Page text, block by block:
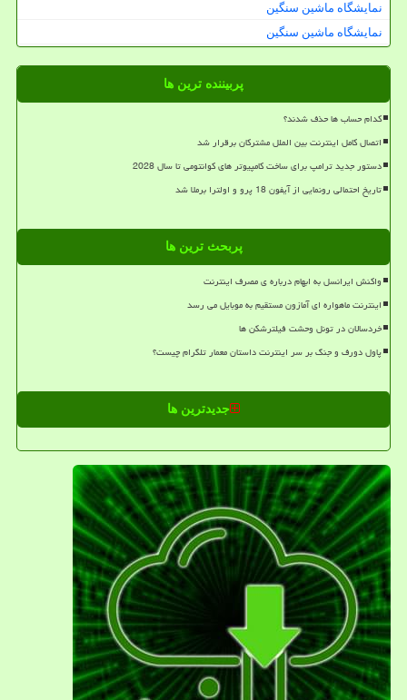
نمایشگاه ماشین سنگین
نمایشگاه ماشین سنگین
پربیننده ترین ها
کدام حساب ها حذف شدند؟
اتصال کامل اینترنت بین الملل مشترکان برقرار شد
دستور جدید ترامپ برای ساخت کامپیوتر های کوانتومی تا سال 2028
تاریخ احتمالی رونمایی از آیفون 18 پرو و اولترا برملا شد
پربحث ترین ها
واکنش ایرانسل به ابهام درباره ی مصرف اینترنت
اینترنت ماهواره ای آمازون مستقیم به موبایل می رسد
خردسالان در تونل وحشت فیلترشکن ها
پاول دورف و جنگ بر سر اینترنت داستان معمار تلگرام چیست؟
جدیدترین ها